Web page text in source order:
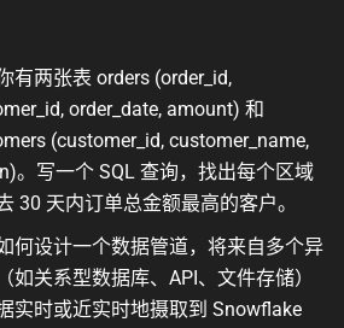
有两张表 orders (order_id,
order_date, amount) 和
(customer_id, customer_name,
。写一个 SQL 查询，找出每个区域
30 天内订单总金额最高的客户。
何设计一个数据管道，将来自多个异
如关系型数据库、API、文件存储）
实时或近实时地摄取到 Snowflake